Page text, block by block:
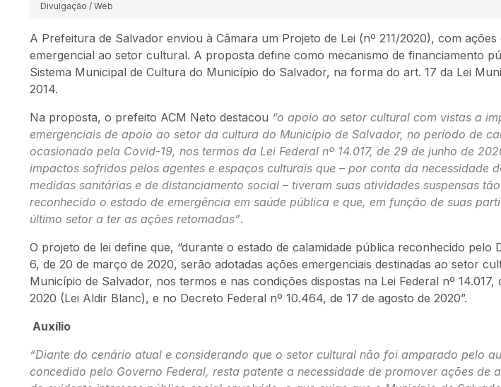
Divulgação / Web
A Prefeitura de Salvador enviou à Câmara um Projeto de Lei (nº 211/2020), com ações
emergencial ao setor cultural. A proposta define como mecanismo de financiamento
Sistema Municipal de Cultura do Município do Salvador, na forma do art. 17 da Lei
2014.
Na proposta, o prefeito ACM Neto destacou “o apoio ao setor cultural com vistas a
emergenciais de apoio ao setor da cultura do Município de Salvador, no período de
ocasionado pela Covid-19, nos termos da Lei Federal nº 14.017, de 29 de junho de
impactos sofridos pelos agentes e espaços culturais que – por conta da necessidade
medidas sanitárias e de distanciamento social – tiveram suas atividades suspensas
reconhecido o estado de emergência em saúde pública e que, em função de suas
último setor a ter as ações retomadas”.
O projeto de lei define que, “durante o estado de calamidade pública reconhecido pelo
6, de 20 de março de 2020, serão adotadas ações emergenciais destinadas ao setor
Município de Salvador, nos termos e nas condições dispostas na Lei Federal nº 14.017,
2020 (Lei Aldir Blanc), e no Decreto Federal nº 10.464, de 17 de agosto de 2020”.
Auxílio
“Diante do cenário atual e considerando que o setor cultural não foi amparado pelo
concedido pelo Governo Federal, resta patente a necessidade de promover ações de